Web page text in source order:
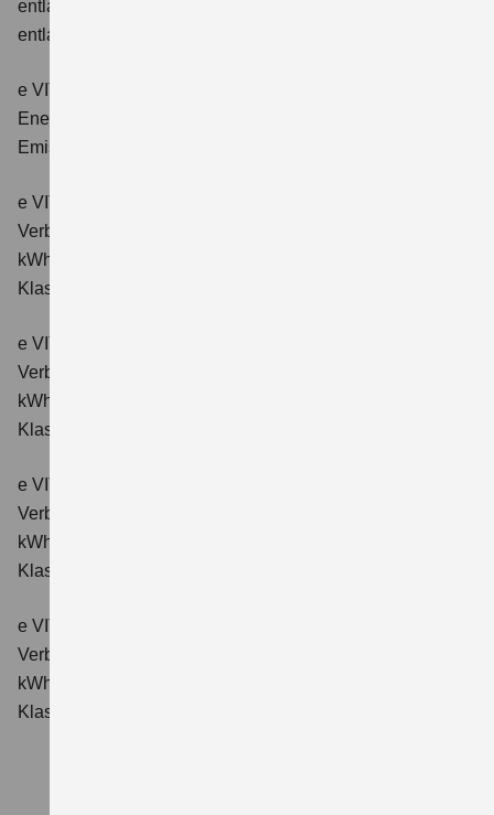
entladener Batterie: 6,6 l/100km; CO2-Klasse (bei
entladener Batterie): E.
e VITARA eAxle Club (49 kWh-Batterie)
Energieverbrauch kombiniert: 14,9 kWh/100km; CO₂-
Emissionen kombiniert: 0 g/km; CO₂-Klasse: A.
e VITARA eAxle Comfort (61 kWh-Batterie)
Verbrauchswerte: Energieverbrauch kombiniert: 15,1
kWh/100km; CO₂-Emissionen kombiniert: 0 g/km; CO₂-
Klasse: A.
e VITARA eAxle ALLGRIP-e Comfort (61 kWh-Batterie)
Verbrauchswerte: Energieverbrauch kombiniert: 16,6
kWh/100km; CO₂-Emissionen kombiniert: 0 g/km; CO₂-
Klasse: A.
e VITARA eAxle Comfort+ (61 kWh-Batterie)
Verbrauchswerte: Energieverbrauch kombiniert: 15,1
kWh/100km; CO₂-Emissionen kombiniert: 0 g/km; CO₂-
Klasse: A.
e VITARA eAxle ALLGRIP-e Comfort+ (61 kWh-Batterie)
Verbrauchswerte: Energieverbrauch kombiniert: 16,6
kWh/100 km; CO₂-Emissionen kombiniert: 0 g/km; CO₂-
Klasse: A.